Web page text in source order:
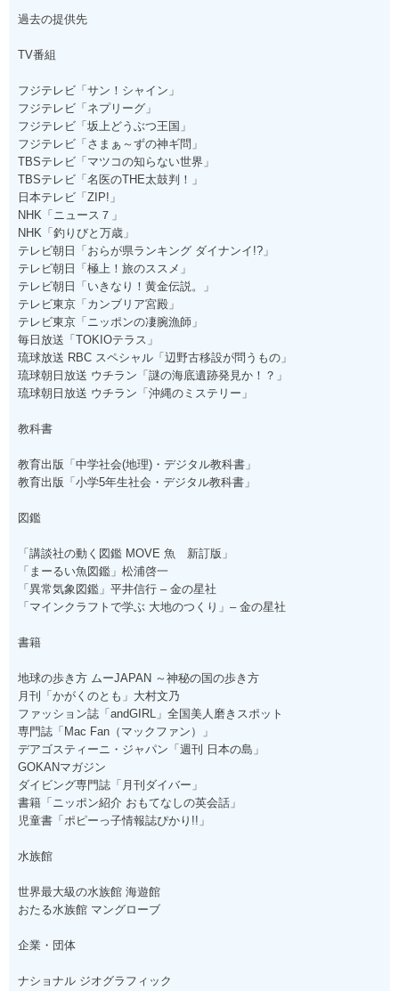
過去の提供先
TV番組
フジテレビ「サン！シャイン」
フジテレビ「ネプリーグ」
フジテレビ「坂上どうぶつ王国」
フジテレビ「さまぁ～ずの神ギ問」
TBSテレビ「マツコの知らない世界」
TBSテレビ「名医のTHE太鼓判！」
日本テレビ「ZIP!」
NHK「ニュース７」
NHK「釣りびと万歳」
テレビ朝日「おらが県ランキング ダイナンイ!?」
テレビ朝日「極上！旅のススメ」
テレビ朝日「いきなり！黄金伝説。」
テレビ東京「カンブリア宮殿」
テレビ東京「ニッポンの凄腕漁師」
毎日放送「TOKIOテラス」
琉球放送 RBC スペシャル「辺野古移設が問うもの」
琉球朝日放送 ウチラン「謎の海底遺跡発見か！？」
琉球朝日放送 ウチラン「沖縄のミステリー」
教科書
教育出版「中学社会(地理)・デジタル教科書」
教育出版「小学5年生社会・デジタル教科書」
図鑑
「講談社の動く図鑑 MOVE 魚 新訂版」
「まーるい魚図鑑」松浦啓一
「異常気象図鑑」平井信行 – 金の星社
「マインクラフトで学ぶ 大地のつくり」– 金の星社
書籍
地球の歩き方 ムーJAPAN ～神秘の国の歩き方
月刊「かがくのとも」大村文乃
ファッション誌「andGIRL」全国美人磨きスポット
専門誌「Mac Fan（マックファン）」
デアゴスティーニ・ジャパン「週刊 日本の島」
GOKANマガジン
ダイビング専門誌「月刊ダイバー」
書籍「ニッポン紹介 おもてなしの英会話」
児童書「ポピーっ子情報誌ぴかり!!」
水族館
世界最大級の水族館 海遊館
おたる水族館 マングローブ
企業・団体
ナショナル ジオグラフィック